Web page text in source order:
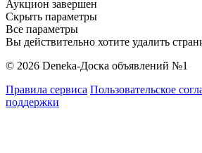
Аукцион завершен
Скрыть параметры
Все параметры
Вы действительно хотите удалить
© 2026 Deneka-Доска объявлений №1
Правила сервиса Пользовательское
поддержки